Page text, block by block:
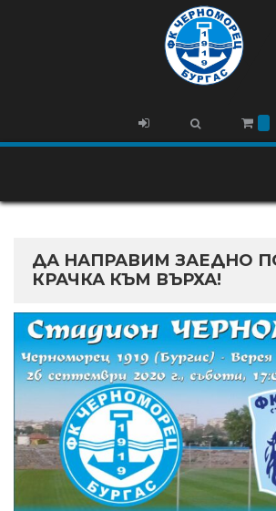
ДА НАПРАВИМ ЗАЕДНО
КРАЧКА КЪМ ВЪРХА!